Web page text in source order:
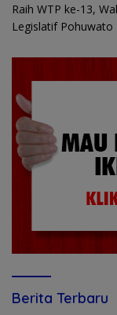
Raih WTP ke-13,
Legislatif Pohuwato
Berita Terbaru